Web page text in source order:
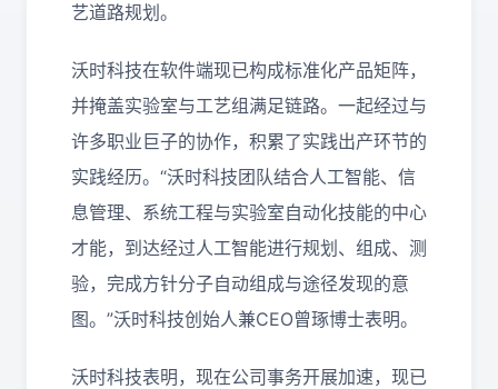
艺道路规划。
沃时科技在软件端现已构成标准化产品矩阵，
并掩盖实验室与工艺组满足链路。一起经过与
许多职业巨子的协作，积累了实践出产环节的
实践经历。“沃时科技团队结合人工智能、信
息管理、系统工程与实验室自动化技能的中心
才能，到达经过人工智能进行规划、组成、测
验，完成方针分子自动组成与途径发现的意
图。”沃时科技创始人兼CEO曾琢博士表明。
沃时科技表明，现在公司事务开展加速，现已